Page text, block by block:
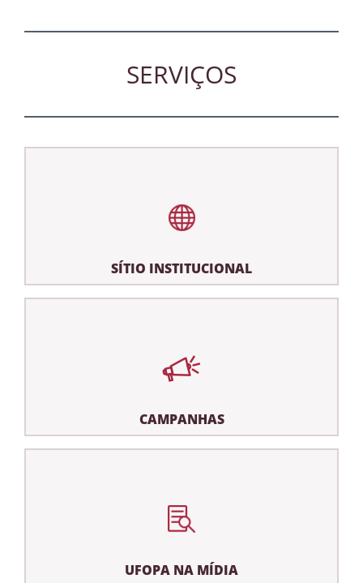
SERVIÇOS
SÍTIO INSTITUCIONAL
CAMPANHAS
UFOPA NA MÍDIA